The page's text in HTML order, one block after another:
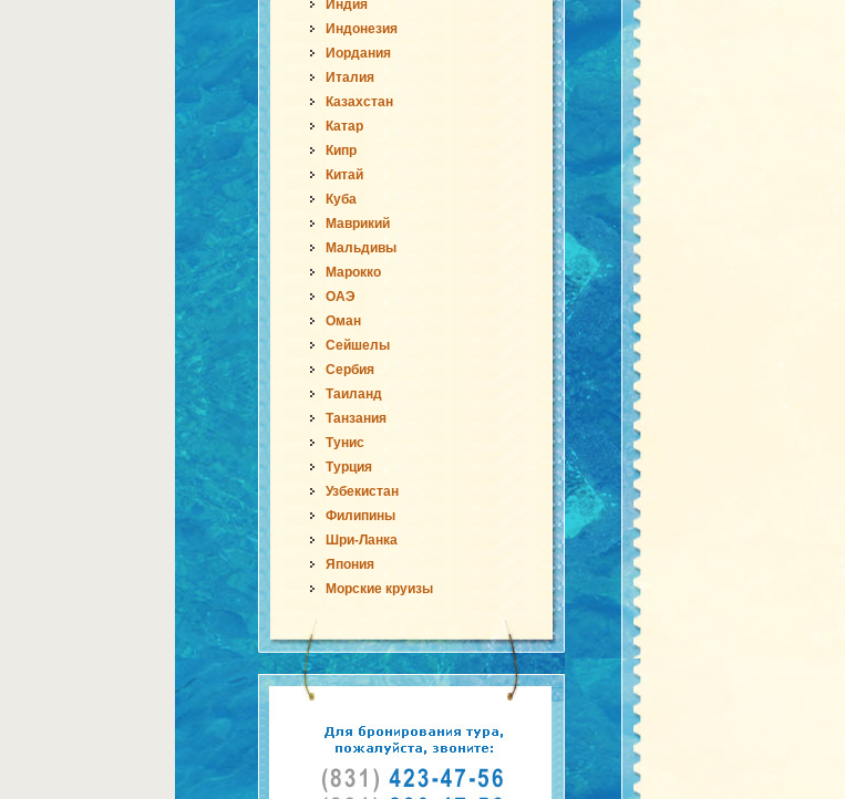
Индия
Индонезия
Иордания
Италия
Казахстан
Катар
Кипр
Китай
Куба
Маврикий
Мальдивы
Марокко
ОАЭ
Оман
Сейшелы
Сербия
Таиланд
Танзания
Тунис
Турция
Узбекистан
Филипины
Шри-Ланка
Япония
Морские круизы